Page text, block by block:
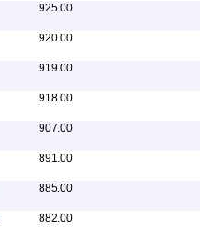
925.00
920.00
919.00
918.00
907.00
891.00
885.00
882.00